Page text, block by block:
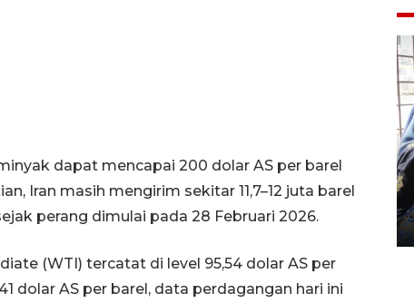
dapat mencapai 200 dolar AS per barel
Iran masih mengirim sekitar 11,7–12 juta barel
perang dimulai pada 28 Februari 2026.
(WTI) tercatat di level 95,54 dolar AS per
dolar AS per barel, data perdagangan hari ini
Tingkat hunian hotel di
Lampung naik pada Maret
2026
12 May 2026 15:06 WIB